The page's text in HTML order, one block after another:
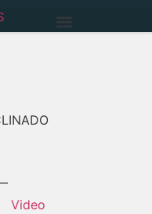
Video